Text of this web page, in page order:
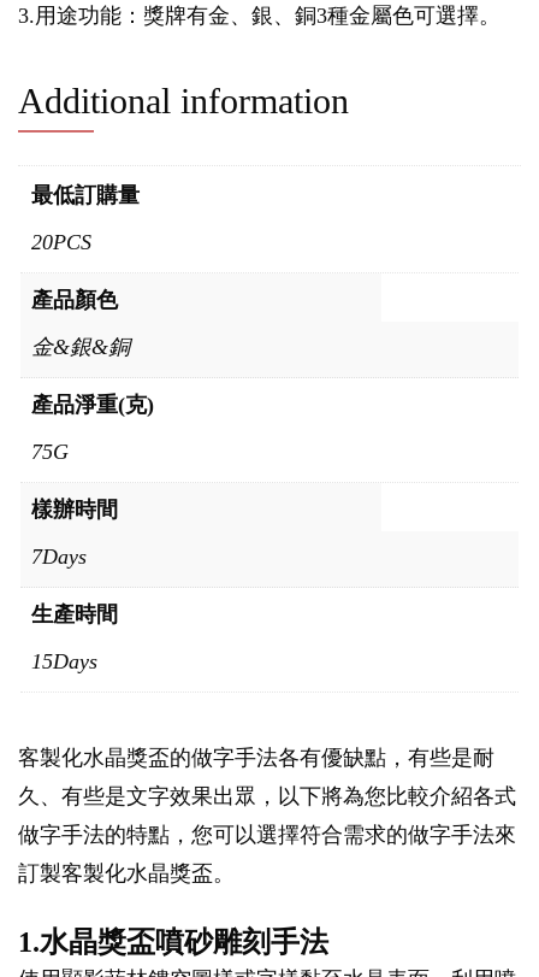
3.用途功能：獎牌有金、銀、銅3種金屬色可選擇。
Additional information
最低訂購量
20PCS
產品顏色
金&銀&銅
產品淨重(克)
75G
樣辦時間
7Days
生產時間
15Days
客製化水晶獎盃的做字手法各有優缺點，有些是耐
久、有些是文字效果出眾，以下將為您比較介紹各式
做字手法的特點，您可以選擇符合需求的做字手法來
訂製客製化水晶獎盃。
1.水晶獎盃噴砂雕刻手法